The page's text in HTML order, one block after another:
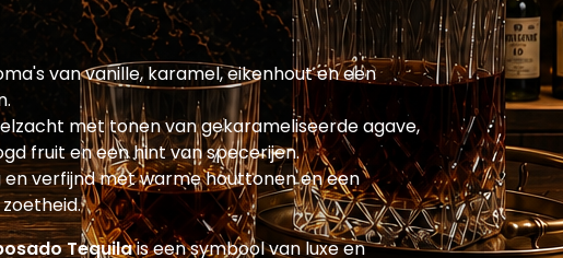
van vanille, karamel, eikenhout en een
met tonen van gekarameliseerde agave,
fruit en een hint van specerijen.
en verfijnd met warme houttonen en een
Tequilais een symbool van luxe en